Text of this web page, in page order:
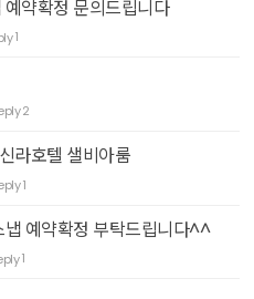
약확정 문의드립니다
1
2
라호텔 샐비아룸
1
예약확정 부탁드립니다^^
1